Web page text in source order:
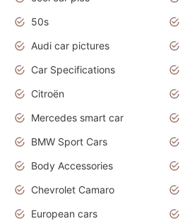
50s
Audi car pictures
Car Specifications
Citroën
Mercedes smart car
BMW Sport Cars
Body Accessories
Chevrolet Camaro
European cars